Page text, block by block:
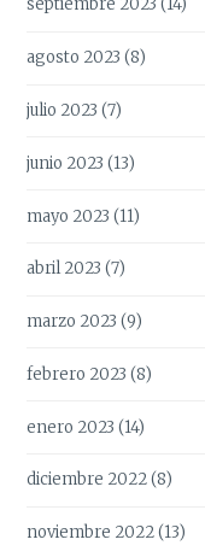
septiembre 2023 (14)
agosto 2023 (8)
julio 2023 (7)
junio 2023 (13)
mayo 2023 (11)
abril 2023 (7)
marzo 2023 (9)
febrero 2023 (8)
enero 2023 (14)
diciembre 2022(8)
noviembre 2022(13)